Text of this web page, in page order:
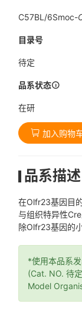
C57BL/6Smoc-
目录号
待定
品系状态
在研
加入购物
品系描述
在Olfr23基因目
与组织特异性
除Olfr23基因的
*使用本品系
(Cat. NO. 待
Model